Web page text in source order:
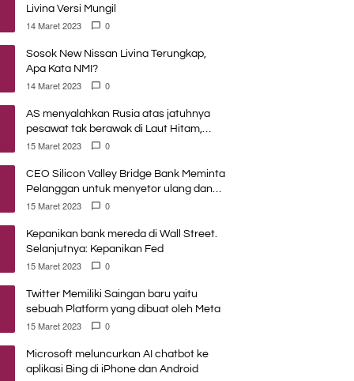
Livina Versi Mungil
14 Maret 2023 0
Sosok New Nissan Livina Terungkap,
Apa Kata NMI?
14 Maret 2023 0
AS menyalahkan Rusia atas jatuhnya
pesawat tak berawak di Laut Hitam,
Moskow menyangkal
15 Maret 2023 0
CEO Silicon Valley Bridge Bank Meminta
Pelanggan untuk menyetor ulang dana
Mereka
15 Maret 2023 0
Kepanikan bank mereda di Wall Street.
Selanjutnya: Kepanikan Fed
15 Maret 2023 0
Twitter Memiliki Saingan baru yaitu
sebuah Platform yang dibuat oleh Meta
15 Maret 2023 0
Microsoft meluncurkan AI chatbot ke
aplikasi Bing di iPhone dan Android